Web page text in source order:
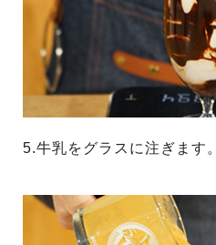
5.牛乳をグラスに注ぎます。